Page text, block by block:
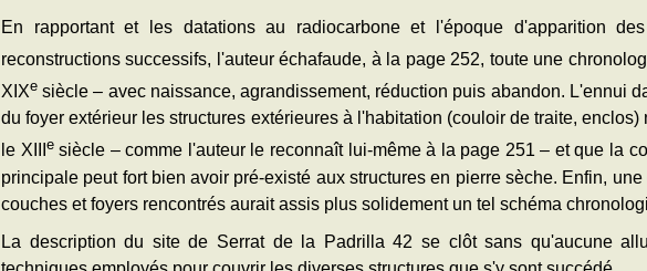
En rapportant et les datations au radiocarbone et l'époque d'apparition
reconstructions successifs, l'auteur échafaude, à la page 252, toute une
XIXe siècle – avec naissance, agrandissement, réduction puis abandon. L'ennui
du foyer extérieur les structures extérieures à l'habitation (couloir de traite,
le XIII esiècle – comme l'auteur le reconnaît lui-même à la page 251 – et que la
principale peut fort bien avoir pré-existé aux structures en pierre sèche. Enfin,
couches et foyers rencontrés aurait assis plus solidement un tel schéma
La description du site de Serrat de la Padrilla 42 se clôt sans qu'aucune